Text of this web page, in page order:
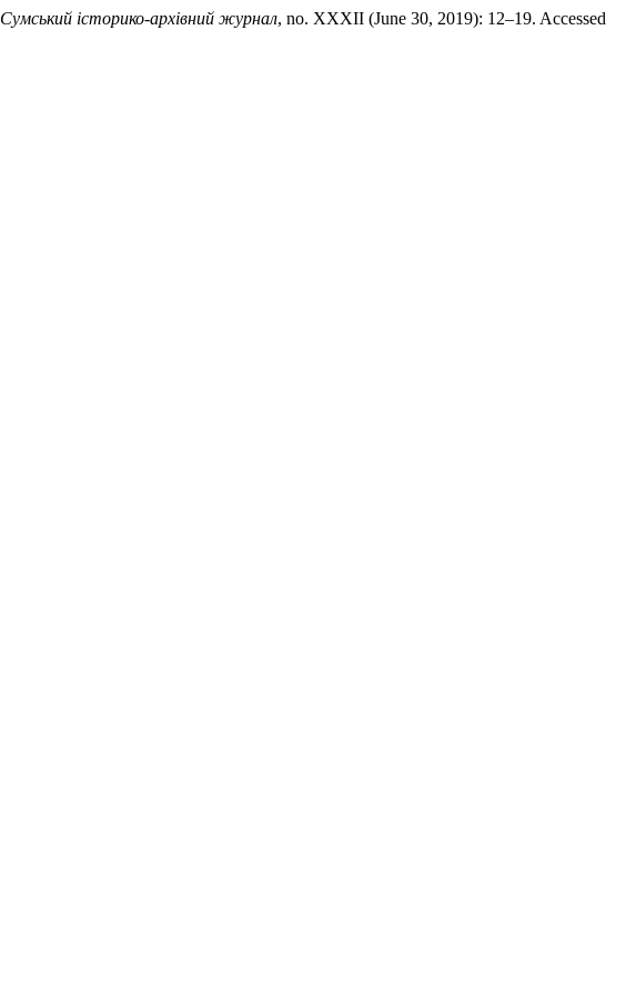
Сумський історико-архівний журнал, no. XXXII (June 30, 2019): 12–19. Accessed